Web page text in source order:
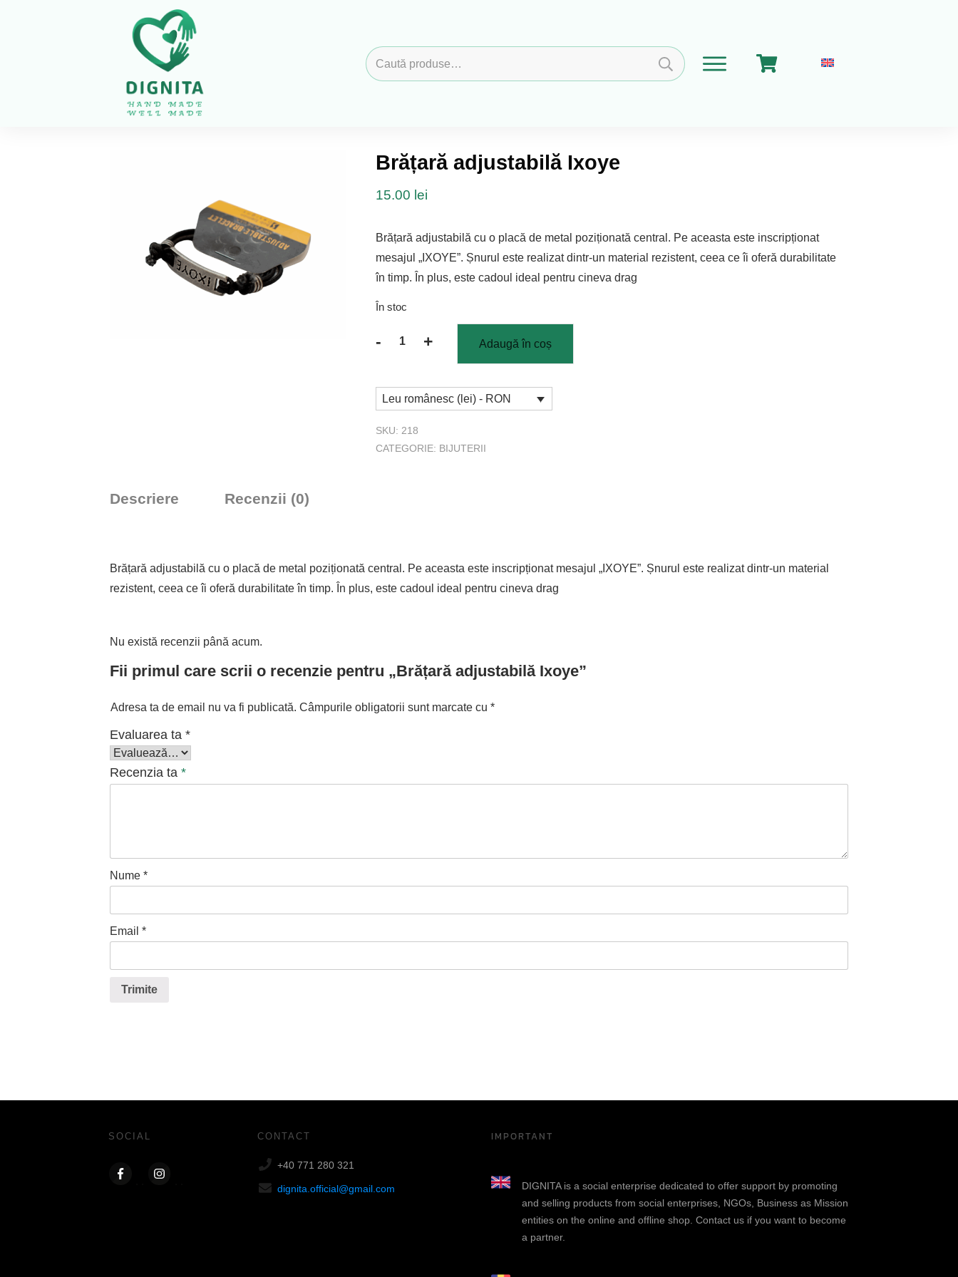
Caută
după:
Despre Noi
Brățară adjustabilă Ixoye
15.00 lei
Brățară adjustabilă cu o placă de metal poziționată central. Pe aceasta este inscripționat
mesajul „IXOYE”. Șnurul este realizat dintr-un material rezistent, ceea ce îi oferă durabilitate
în timp. În plus, este cadoul ideal pentru cineva drag
În stoc
-Cantitate
Ixoye
+ Adaugă în coș
Leu românesc (lei) - RON
SKU: 218
CATEGORIE: BIJUTERII
Descriere Recenzii (0)
Brățară adjustabilă cu o placă de metal poziționată central. Pe aceasta este inscripționat mesajul „IXOYE”. Șnurul este realizat dintr-un material
rezistent, ceea ce îi oferă durabilitate în timp. În plus, este cadoul ideal pentru cineva drag
Nu există recenzii până acum.
Fii primul care scrii o recenzie pentru „Brățară adjustabilă Ixoye”
Adresa ta de email nu va fi publicată. Câmpurile obligatorii sunt marcate cu *
Evaluarea ta *
Recenzia ta *
Nume *
Email *
Trimite
SOCIAL CONTACT
+40 771 280 321
dignita.official@gmail.com
IMPORTANT
DIGNITA is a social enterprise dedicated to offer support by promoting
and selling products from social enterprises, NGOs, Business as Mission
entities on the online and offline shop. Contact us if you want to become
a partner.